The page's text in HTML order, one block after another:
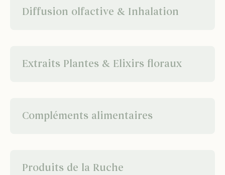
Diffusion olfactive & Inhalation
Extraits Plantes & Elixirs floraux
Compléments alimentaires
Produits de la Ruche